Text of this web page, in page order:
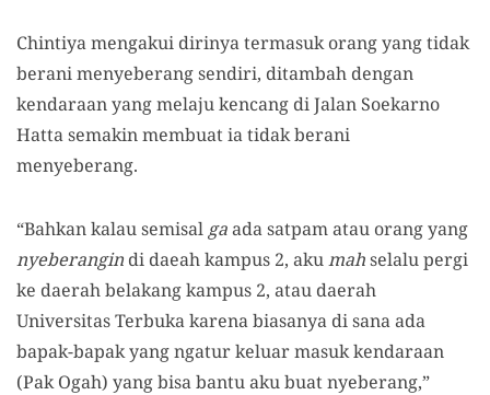
Chintiya mengakui dirinya termasuk orang yang tidak
berani menyeberang sendiri, ditambah dengan
kendaraan yang melaju kencang di Jalan Soekarno
Hatta semakin membuat ia tidak berani
menyeberang.
“Bahkan kalau semisal gaada satpam atau orang yang
nyeberangin di daeah kampus 2, akumahselalu pergi
ke daerah belakang kampus 2, atau daerah
Universitas Terbuka karena biasanya di sana ada
bapak-bapak yang ngatur keluar masuk kendaraan
(Pak Ogah) yang bisa bantu aku buat nyeberang,”